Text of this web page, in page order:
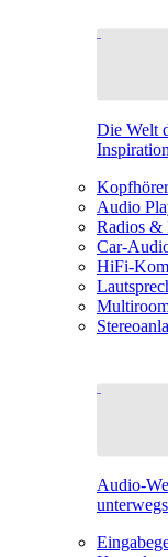
Die Welt
Audio
Radios &
Car-
HiFi-
Audio-
unterwegs